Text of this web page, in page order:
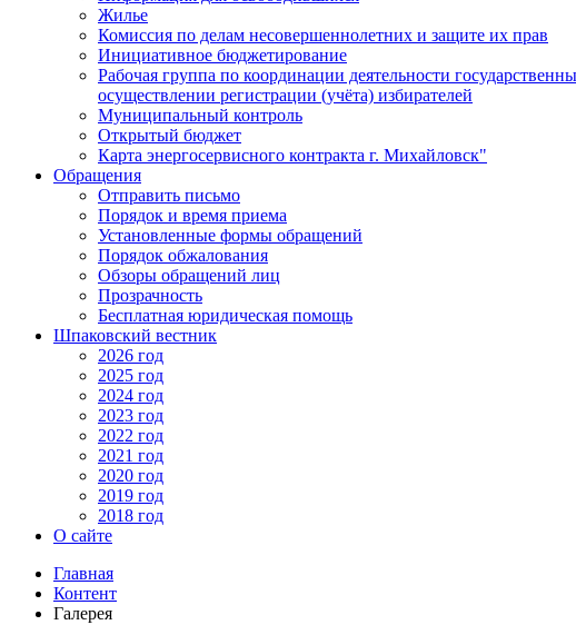
Жилье
Комиссия по делам несовершеннолетних и защите их прав
Инициативное бюджетирование
Рабочая группа по координации деятельности
осуществлении регистрации (учёта) избирателей
Муниципальный контроль
Открытый бюджет
Карта энергосервисного контракта г. Михайловск"
Обращения
Отправить письмо
Порядок и время приема
Установленные формы обращений
Порядок обжалования
Обзоры обращений лиц
Прозрачность
Бесплатная юридическая помощь
Шпаковский вестник
2026 год
2025 год
2024 год
2023 год
2022 год
2021 год
2020 год
2019 год
2018 год
О сайте
Главная
Контент
Галерея